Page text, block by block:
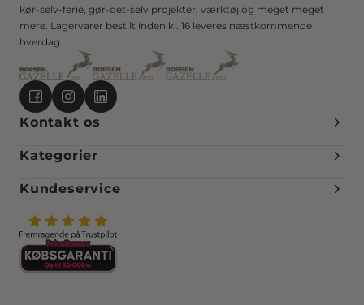
kør-selv-ferie, gør-det-selv projekter, værktøj og meget meget
mere. Lagervarer bestilt inden kl. 16 leveres næstkommende
hverdag.
Kontakt os
Kategorier
Kundeservice